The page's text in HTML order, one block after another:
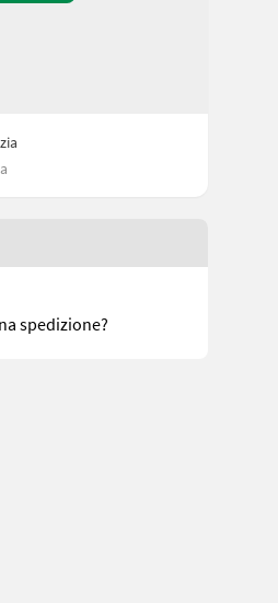
privato - Contatto: 0 sei 7 sei
spedizione?